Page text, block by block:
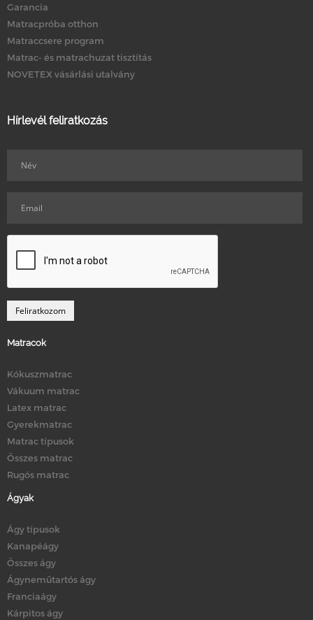
Garancia
Matracpróba otthon
Matraccsere program
Matrac- és matrachuzat tisztítás
NOVETEX vásárlási utalvány
Hírlevél feliratkozás
Matracok
Kókuszmatrac
Vákuum matrac
Latex matrac
Gyerekmatrac
Matrac típusok
Összes matrac
Rugós matrac
Ágyak
Ágy típusok
Kanapéágy
Összes ágy
Ágyneműtartós ágy
Franciaágy
Kárpitos ágy